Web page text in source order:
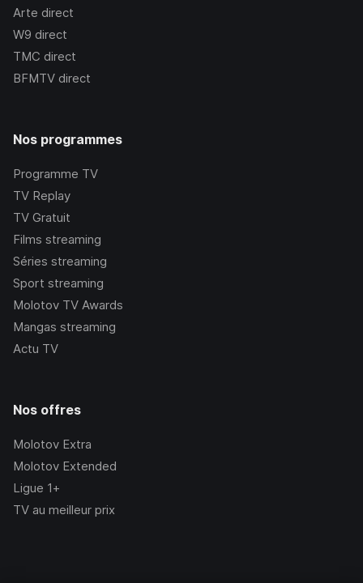
Arte direct
W9 direct
TMC direct
BFMTV direct
Nos programmes
Programme TV
TV Replay
TV Gratuit
Films streaming
Séries streaming
Sport streaming
Molotov TV Awards
Mangas streaming
Actu TV
Nos offres
Molotov Extra
Molotov Extended
Ligue 1+
TV au meilleur prix